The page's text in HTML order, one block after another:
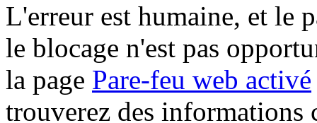
L'erreur est humaine, et le
le blocage n'est pas
la page Pare-feu web activé
trouverez des informations